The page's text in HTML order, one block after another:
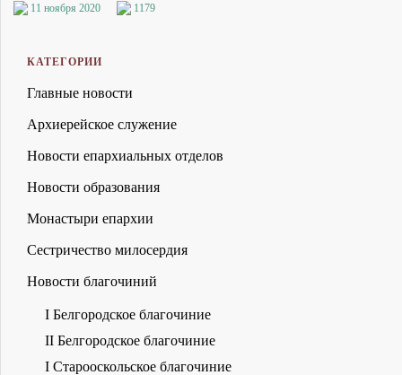
11 ноября 2020 1179
КАТЕГОРИИ
Главные новости
Архиерейское служение
Новости епархиальных отделов
Новости образования
Монастыри епархии
Сестричество милосердия
Новости благочиний
I Белгородское благочиние
II Белгородское благочиние
I Старооскольское благочиние